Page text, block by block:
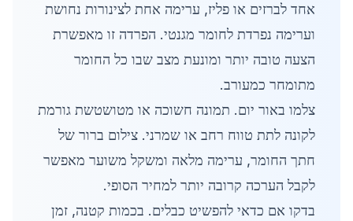
אחד לברזים או פליז, ערימה אחת לצינורות נחושת
וערימה נפרדת לחומר מגנטי. הפרדה זו מאפשרת
הצעה טובה יותר ומונעת מצב שבו כל החומר
מתומחר כמעורב.
צלמו באור יום. תמונה חשוכה או מטושטשת גורמת
לקונה לתת טווח רחב או שמרני. צילום ברור של
חתך החומר, ערימה מלאה ומשקל משוער מאפשר
לקבל הערכה קרובה יותר למחיר הסופי.
בדקו אם כדאי להפשיט כבלים. בכמות קטנה, זמן